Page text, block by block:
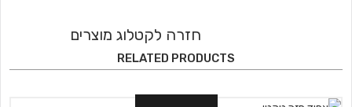
חזרה לקטלוג מוצרים
RELATED PRODUCTS